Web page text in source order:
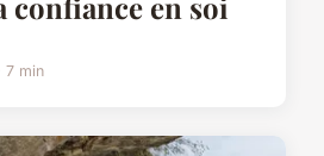
7 min